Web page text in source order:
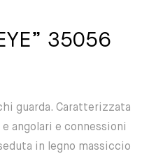
35056
guarda. Caratterizzata
angolari e connessioni
in legno massiccio